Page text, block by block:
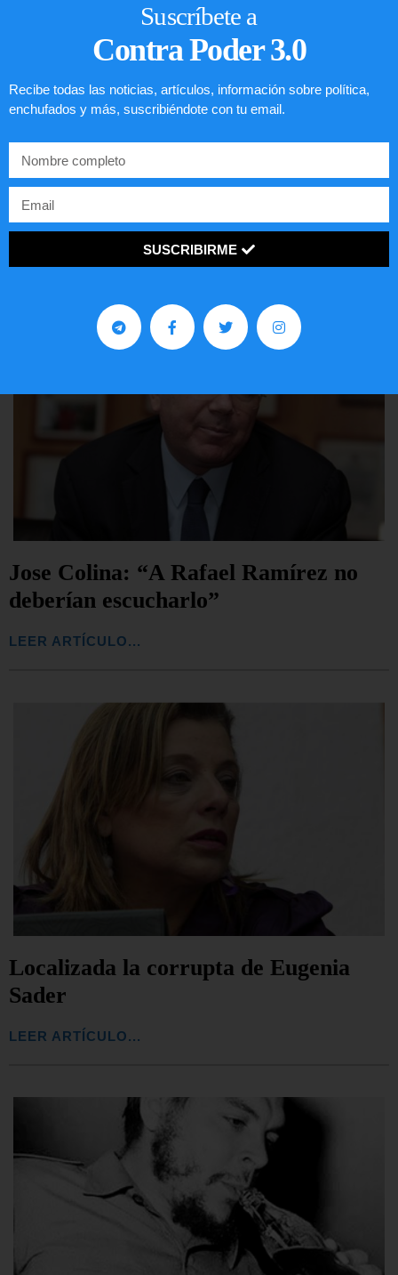
Preguntas frecuentes sobre la visa
EE.UU. 2020
Jose Colina: “A Rafael Ramírez no
deberían escucharlo”
LEER ARTÍCULO...
Localizada la corrupta de Eugenia
Sader
LEER ARTÍCULO...
Suscríbete a
Contra Poder 3.0
Recibe todas las noticias, artículos, información sobre política,
enchufados y más, suscribiéndote con tu email.
SUSCRIBIRME